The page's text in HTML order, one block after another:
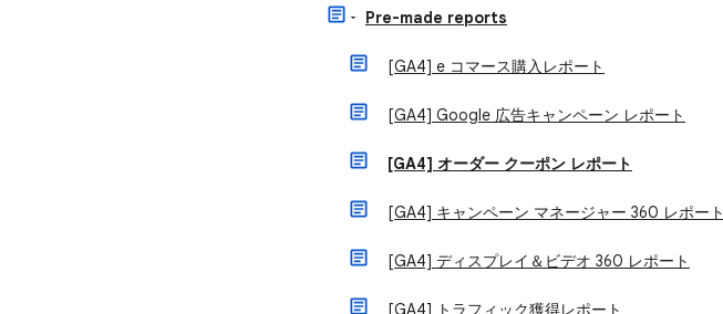
Pre-made reports
[GA4] e コマース購入レポート
[GA4] Google 広告キャンペーン レポート
[GA4] オーダー クーポン レポート
[GA4] キャンペーン マネージャー 360 レポート
[GA4] ディスプレイ＆ビデオ 360 レポート
[GA4] トラフィック獲得レポート